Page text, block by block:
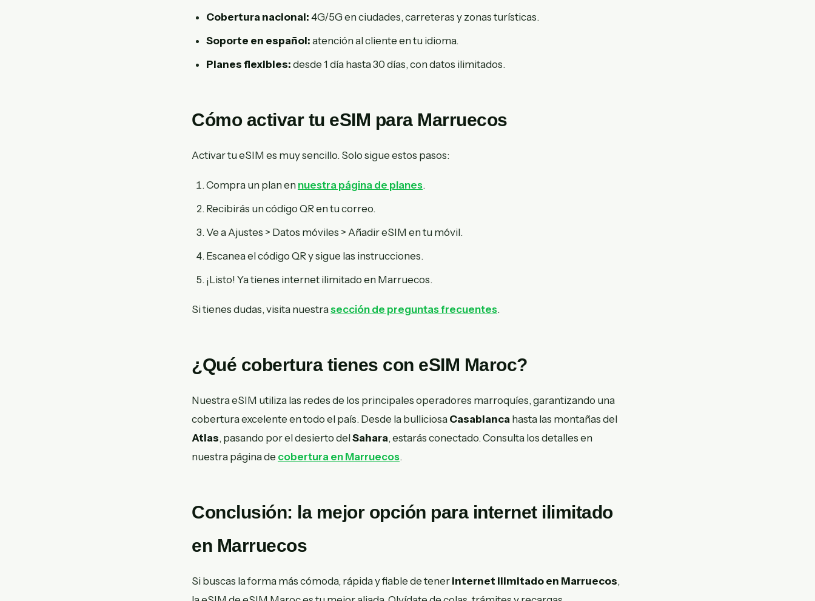
Cobertura nacional: 4G/5G en ciudades, carreteras y zonas turísticas.
Soporte en español: atención al cliente en tu idioma.
Planes flexibles: desde 1 día hasta 30 días, con datos ilimitados.
Cómo activar tu eSIM para Marruecos
Activar tu eSIM es muy sencillo. Solo sigue estos pasos:
Compra un plan en nuestra página de planes.
Recibirás un código QR en tu correo.
Ve a Ajustes > Datos móviles > Añadir eSIM en tu móvil.
Escanea el código QR y sigue las instrucciones.
¡Listo! Ya tienes internet ilimitado en Marruecos.
Si tienes dudas, visita nuestrasección de preguntas frecuentes.
¿Qué cobertura tienes con eSIM Maroc?
Nuestra eSIM utiliza las redes de los principales operadores marroquíes, garantizando una
cobertura excelente en todo el país. Desde la bulliciosa Casablanca hasta las montañas del
Atlas, pasando por el desierto delSahara, estarás conectado. Consulta los detalles en
nuestra página de cobertura en Marruecos.
Conclusión: la mejor opción para internet ilimitado
en Marruecos
Si buscas la forma más cómoda, rápida y fiable de tener internet ilimitado en Marruecos,